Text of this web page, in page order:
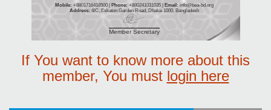
Mobile: +8801716418500 | Phone: +880241031035 | Email: info@bea-bd.org
Address: 4/C, Eskaton Garden Road, Dhaka-1000, Bangladesh
Member Secretary
If You want to know more about this
member, You must login here